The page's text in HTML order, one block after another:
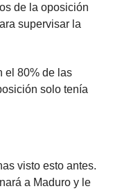
de la oposición
supervisar la
el 80% de las
solo tenía
visto esto antes.
a Maduro y le